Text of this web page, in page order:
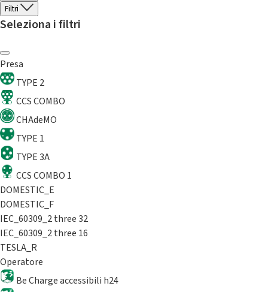
Filtri
Seleziona i filtri
Presa
TYPE 2
CCS COMBO
CHAdeMO
TYPE 1
TYPE 3A
CCS COMBO 1
DOMESTIC_E
DOMESTIC_F
IEC_60309_2 three 32
IEC_60309_2 three 16
TESLA_R
Operatore
Be Charge accessibili h24